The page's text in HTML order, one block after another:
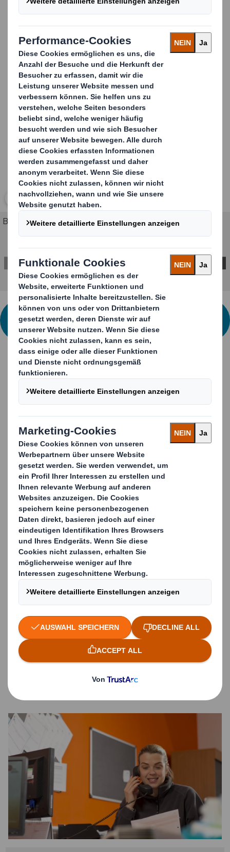
DS Smith führt unter anderem:
Liquid Packaging
Bulk Verpackung
Oktabiner
Meatainer
Carousel. Use previous and next buttons to move
Klicken Sie zum Vergrößern des Bildes
Bulk Verpackung
KONTAKTIEREN SIE UNS FÜR WEITERE
INFORMATIONEN
Gemeinsam
Verpackungsherausfor
derungen lösen
Egal, ob Sie nach einer innovativen Möglichkeit suchen,
um Ihre Marke hervorzuheben, Ihre Produkte besser zu
schützen oder Ihre Lieferkette zu optimieren - wir sind
Ihr Partner, auf den Sie sich verlassen können.
Arbeiten Sie eng mit unseren Experten-Teams
zusammen, um ganzheitliche
Verpackungskonzepte zu entwickeln, die Ihre
spezifischen Anforderungen erfüllen.
Profitieren Sie von unserer jahrzehntelangen
Erfahrung und und unseren fundierten
Kenntnissen über die neuesten Trends und
Technologien.
Wir liefern maßgeschneiderte Lösungen, die
Ihren Geschäftserfolg auf die nächste Stufe